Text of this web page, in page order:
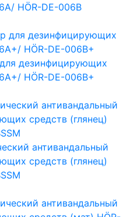
HÖR-DE-006B
дезинфицирующих
HÖR-DE-006B+
антивандальный
средств (глянец)